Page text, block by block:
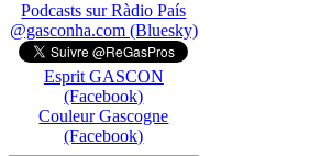
Podcasts sur Ràdio País
@gasconha.com (Bluesky)
Esprit GASCON
(Facebook)
Couleur Gascogne
(Facebook)